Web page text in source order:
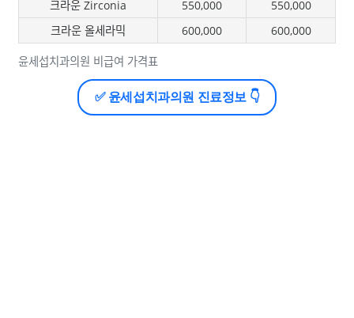
윤세섭치과의원 비급여 가격표
크라운 Zirconia
550,000
550,000
크라운 올세라믹
600,000 600,000
✅ 윤세섭치과의원 진료정보 👇